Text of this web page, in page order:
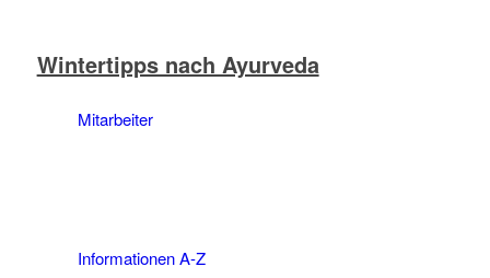
Mitarbeiter
Informationen A-Z
Wintertipps nach Ayurveda